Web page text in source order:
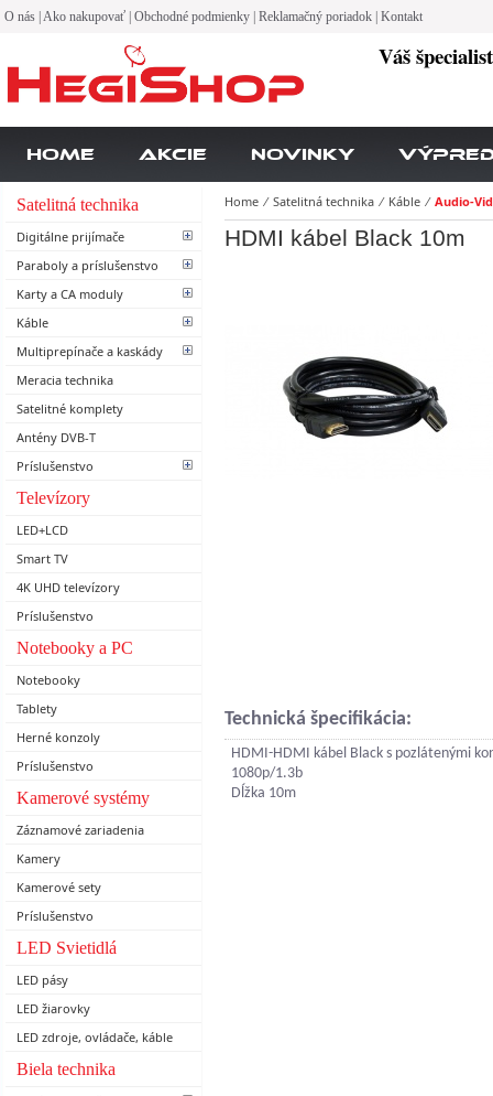
O nás Ako nakupovať Obchodné podmienky Reklamačný poriadok Kontakt
Váš
Home Akcie Novinky
Satelitná technika
Digitálne prijímače
Paraboly a príslušenstvo
Karty a CA moduly
Káble
Multiprepínače a kaskády
Meracia technika
Satelitné komplety
Antény DVB-T
Príslušenstvo
Televízory
LED+LCD
Smart TV
4K UHD televízory
Príslušenstvo
Notebooky a PC
Notebooky
Tablety
Herné konzoly
Príslušenstvo
Kamerové systémy
Záznamové zariadenia
Kamery
Kamerové sety
Príslušenstvo
LED Svietidlá
LED pásy
LED žiarovky
LED zdroje, ovládače, káble
Biela technika
Home ⁄ Satelitná technika ⁄ Káble ⁄ Audio-
HDMI kábel Black 10m
Technická špecifikácia:
HDMI-HDMI kábel Black s pozlátenými
1080p/1.3b
Dĺžka 10m